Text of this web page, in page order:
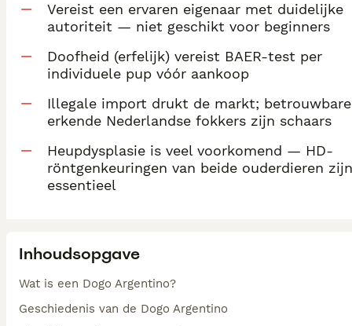
Vereist een ervaren eigenaar met duidelijke
autoriteit — niet geschikt voor beginners
Doofheid (erfelijk) vereist BAER-test per
individuele pup vóór aankoop
Illegale import drukt de markt; betrouwbare
erkende Nederlandse fokkers zijn schaars
Heupdysplasie is veel voorkomend — HD-
röntgenkeuringen van beide ouderdieren zijn
essentieel
Inhoudsopgave
Wat is een Dogo Argentino?
Geschiedenis van de Dogo Argentino